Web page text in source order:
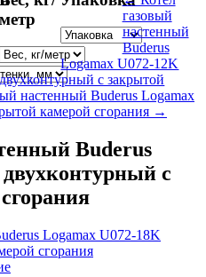
метр
газовый
настенный
Buderus
Logamax U072-12K
двухконтурный с закрытой
настенный Buderus Logamax
камерой сгорания →
Buderus
с